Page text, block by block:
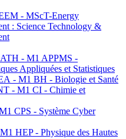
- MScT-Energy
: Science Technology &
- M1 APPMS -
Appliquées et Statistiques
- M1 BH - Biologie et Santé
- M1 CI - Chimie et
CPS - Système Cyber
HEP - Physique des Hautes